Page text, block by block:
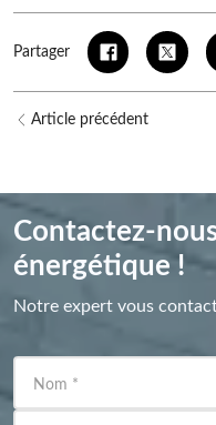
Partager
Article précédent
Contactez-
énergétique !
Notre expert vous
Nom *